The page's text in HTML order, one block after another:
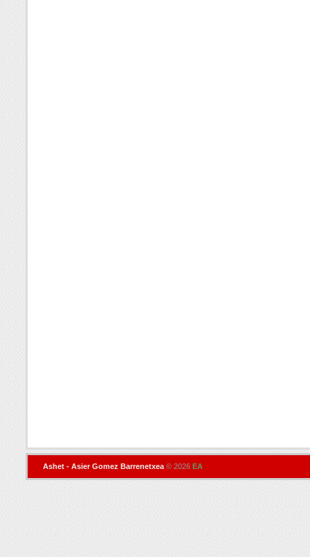
Ashet - Asier Gomez Barrenetxea © 2026 EA